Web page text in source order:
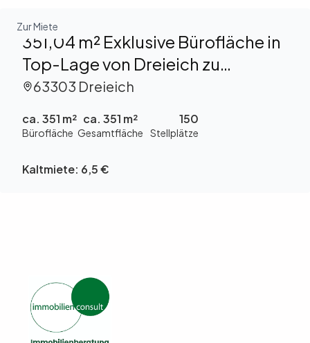
Zur Miete
351,04 m² Exklusive Bürofläche in
Top-Lage von Dreieich zu
vermieten
63303 Dreieich
ca. 351 m²
Bürofläche
ca. 351 m²
Gesamtfläche
150
Stellplätze
Kaltmiete: 6,5 €